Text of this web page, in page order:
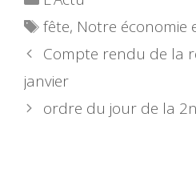
Étiquettes
fête, Notre économie
Compte rendu de la
janvier
ordre du jour de la